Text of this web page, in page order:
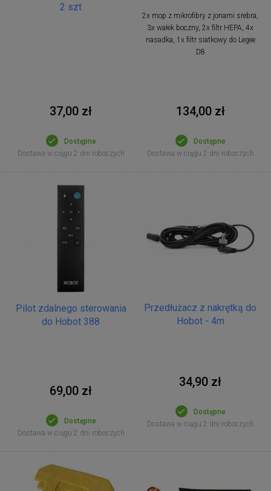
2 szt
37,00 zł
Dostępne
Dostawa w ciągu 2 dni roboczych
2x mop z mikrofibry z jonami srebra,
3x wałek boczny, 2x filtr HEPA, 4x
nasadka, 1x filtr siatkowy do Legee
D8
134,00 zł
Dostępne
Dostawa w ciągu 2 dni roboczych
Pilot zdalnego sterowania
do Hobot 388
69,00 zł
Dostępne
Dostawa w ciągu 2 dni roboczych
Przedłużacz z nakrętką do
Hobot - 4m
34,90 zł
Dostępne
Dostawa w ciągu 2 dni roboczych